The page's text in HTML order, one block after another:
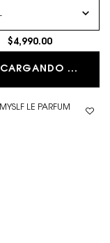
$4,990.00
CARGANDO ...